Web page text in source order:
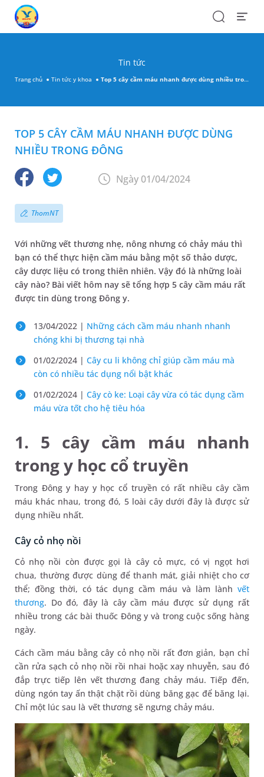
SearchOpen
Tin tức
Trang chủ Tin tức y khoa Top 5 cây cầm máu nhanh được dùng nhiều trong Đông
TOP 5 CÂY CẦM MÁU NHANH ĐƯỢC DÙNG
NHIỀU TRONG ĐÔNG
Ngày 01/04/2024
ThomNT
Với những vết thương nhẹ, nông nhưng có chảy máu thì
bạn có thể thực hiện cầm máu bằng một số thảo dược,
cây dược liệu có trong thiên nhiên. Vậy đó là những loài
cây nào? Bài viết hôm nay sẽ tổng hợp 5 cây cầm máu rất
được tin dùng trong Đông y.
13/04/2022 | Những cách cầm máu nhanh nhanh
chóng khi bị thương tại nhà
01/02/2024 | Cây cu li không chỉ giúp cầm máu mà
còn có nhiều tác dụng nổi bật khác
01/02/2024 | Cây cò ke: Loại cây vừa có tác dụng cầm
máu vừa tốt cho hệ tiêu hóa
1. 5 cây cầm máu nhanh
trong y học cổ truyền
Trong Đông y hay y học cổ truyền có rất nhiều cây cầm
máu khác nhau, trong đó, 5 loài cây dưới đây là được sử
dụng nhiều nhất.
Cây cỏ nhọ nồi
Cỏ nhọ nồi còn được gọi là cây cỏ mực, có vị ngọt hơi
chua, thường được dùng để thanh mát, giải nhiệt cho cơ
thể; đồng thời, có tác dụng cầm máu và làm lành vết
thương. Do đó, đây là cây cầm máu được sử dụng rất
nhiều trong các bài thuốc Đông y và trong cuộc sống hàng
ngày.
Cách cầm máu bằng cây cỏ nhọ nồi rất đơn giản, bạn chỉ
cần rửa sạch cỏ nhọ nồi rồi nhai hoặc xay nhuyễn, sau đó
đắp trực tiếp lên vết thương đang chảy máu. Tiếp đến,
dùng ngón tay ấn thật chặt rồi dùng băng gạc để băng lại.
Chỉ một lúc sau là vết thương sẽ ngưng chảy máu.